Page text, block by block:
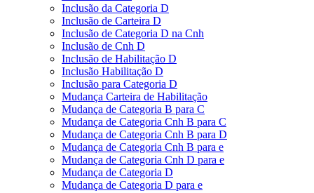
Inclusão da Categoria D
Inclusão de Carteira D
Inclusão de Categoria D na Cnh
Inclusão de Cnh D
Inclusão de Habilitação D
Inclusão Habilitação D
Inclusão para Categoria D
Mudança Carteira de Habilitação
Mudança de Categoria B para C
Mudança de Categoria Cnh B para C
Mudança de Categoria Cnh B para D
Mudança de Categoria Cnh B para e
Mudança de Categoria Cnh D para e
Mudança de Categoria D
Mudança de Categoria D para e